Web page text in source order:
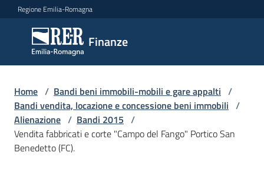
Vai al contenuto
Vai alla navigazione
Vai al footer
Regione Emilia-Romagna
Finanze
Finanze
Argomenti
Novità
Home / Bandi beni immobili-mobili e gare appalti /
Bandi vendita, locazione e concessione beni immobili /
Alienazione / Bandi 2015 /
Vendita fabbricati e corte "Campo del Fango" Portico San
Benedetto (FC).